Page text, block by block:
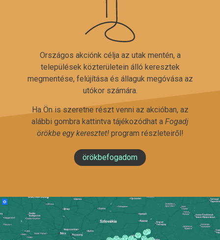
Országos akciónk célja az utak mentén, a
települések közterületein álló keresztek
megmentése, felújítása és állaguk megóvása az
utókor számára.
Ha Ön is szeretne részt venni az akcióban, az
alábbi gombra kattintva tájékozódhat a Fogadj
örökbe egy keresztet!program részleteiről!
örökbefogadom